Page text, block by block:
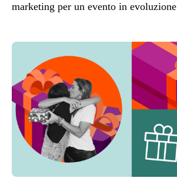
marketing per un evento in evoluzione